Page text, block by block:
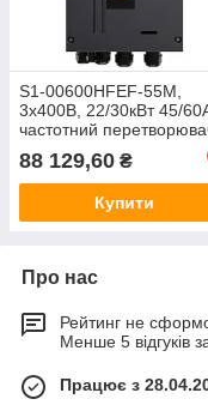
S1-00600HFEF-55M,
3х400В, 22/30кВт 45/
частотний
88 129,60 ₴
Купити
Про нас
Рейтинг не
Менше 5 відгуків
Працює з